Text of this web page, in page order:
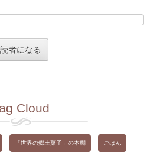
Cloud
「世界の郷土菓子」の本棚 ごはん